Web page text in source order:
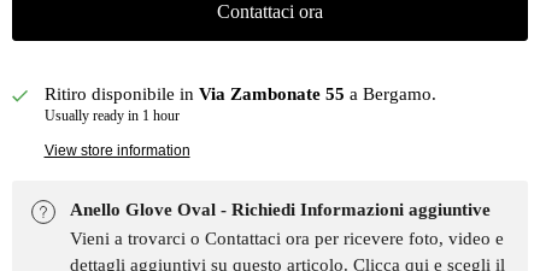
Contattaci ora
Ritiro disponibile in Via Zambonate 55 a Bergamo.
Usually ready in 1 hour
View store information
Anello Glove Oval - Richiedi Informazioni aggiuntive
Vieni a trovarci o Contattaci ora per ricevere foto, video e
dettagli aggiuntivi su questo articolo. Clicca qui e scegli il